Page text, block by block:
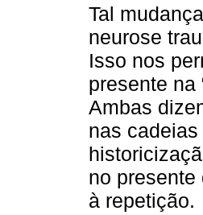
Tal
neurose
Isso nos
presente na
Ambas
nas
no
à repetição.